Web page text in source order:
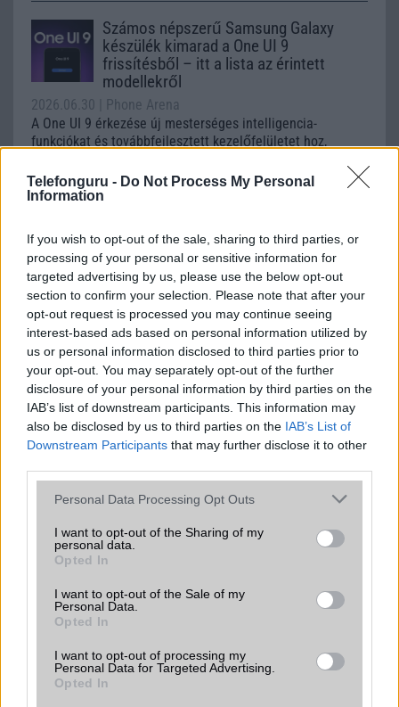
Telefonguru - Do Not Process My Personal
Information
If you wish to opt-out of the sale, sharing to third parties, or
processing of your personal or sensitive information for
targeted advertising by us, please use the below opt-out
section to confirm your selection. Please note that after your
opt-out request is processed you may continue seeing
interest-based ads based on personal information utilized by
us or personal information disclosed to third parties prior to
your opt-out. You may separately opt-out of the further
disclosure of your personal information by third parties on the
IAB’s list of downstream participants. This information may
also be disclosed by us to third parties on the IAB’s List of
Downstream Participants that may further disclose it to other
Please note that this website/app uses one or more Google
not limited to your visit or usage behaviour. You may click to
grant or deny consent to Google and its third-party tags to
use your data for below specified purposes in below Google
consent section.
Personal Data Processing Opt Outs
I want to opt-out of the Sharing of my
personal data.
Opted In
I want to opt-out of the Sale of my
Personal Data.
Opted In
I want to opt-out of processing my
Personal Data for Targeted Advertising.
Opted In
Számos népszerű Samsung Galaxy
készülék kimarad a One UI 9
frissítésből – itt a lista az érintett
modellekről
2026.06.30
| Phone Arena
A One UI 9 érkezése új mesterséges intelligencia-
funkciókat és továbbfejlesztett kezelőfelületet hoz,
Galaxy készülék számára ez lesz az út vége.
rántja le a leplet az Apple az új
csúcsmobilokról
2026.06.29| Phone Arena
A szeptemberi eseményen az iPhone 18 Pro modellek
mellett a régóta pletykált hajlítható iPhone Ultra is
bemutatkozhat, miközben az áremelésekről szóló
találgatások továbbra is beárnyékolják a rajtot.
Az Android rejtett automatizmusai: hat
funkció, amely észrevétlenül könnyíti
meg a mindennapokat
2026.06.14 | Android Police
Android már évek óta olyan intelligens funkciókat kínál,
amelyek maguktól dolgoznak a háttérben.
Ez a rejtett Samsung funkció teljesen
megváltoztatja a mobilhasználatot –
2026.07.12| Android Central
Az Edge Panel az egyik leghasznosabb funkció, amely
miközben a Pixel telefonokból továbbra is hiányzik.